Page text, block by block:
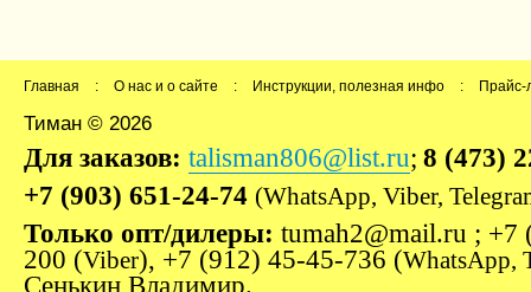
Главная : О нас и о сайте : Инструкции, полезная инфо : Прайс-
Тиман © 2026
Для заказов: talisman806@list.ru; 8 (473)
+7 (903) 651-24-74 (WhatsApp, Viber,
Только опт/дилеры: tumah2@mail.ru ; +7
200 (Viber), +7 (912) 45-45-736 (WhatsApp,
Сенькин Владимир.